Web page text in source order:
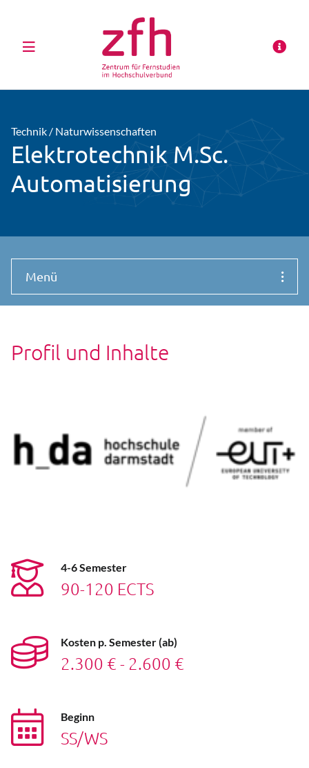
Technik / Naturwissenschaften
Elektrotechnik M.Sc.
Automatisierung
Menü
Profil und Inhalte
4-6 Semester
90-120 ECTS
Kosten p. Semester (ab)
2.300 € - 2.600 €
Beginn
SS/WS